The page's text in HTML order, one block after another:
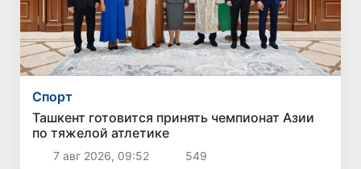
Спорт
Ташкент готовится принять чемпионат Азии
по тяжелой атлетике
7 авг 2026, 09:52 549